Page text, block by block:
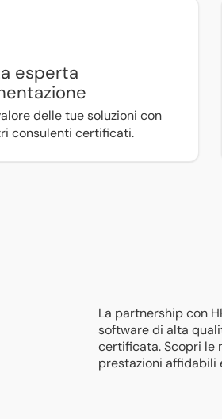
esperta
delle tue soluzioni con
consulenti certificati.
La partnership con
software di alta
certificata. Scopri le
prestazioni affidabili